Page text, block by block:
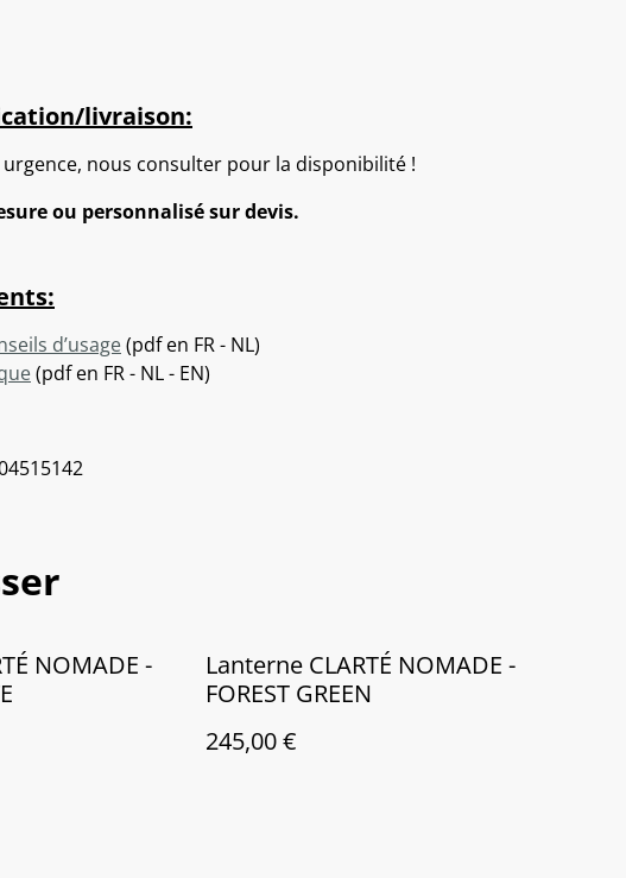
livraison:
urgence, nous consulter pour la disponibilité !
ou personnalisé sur devis.
d’usage(pdf en FR - NL)
(pdf en FR - NL - EN)
NOMADE -
Lanterne CLARTÉ NOMADE -
FOREST GREEN
245,00 €